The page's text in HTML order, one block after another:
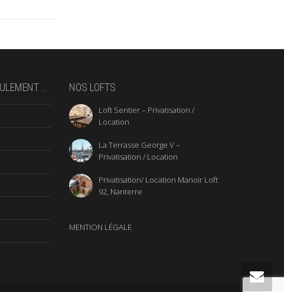
… NOS LOFTS
Loft Sentier – Privatisation /
Location
La Terrasse George V –
Privatisation / Location
Privatisation/ Location Manoir Loft
92, Nanterre
MENTION LÉGALE